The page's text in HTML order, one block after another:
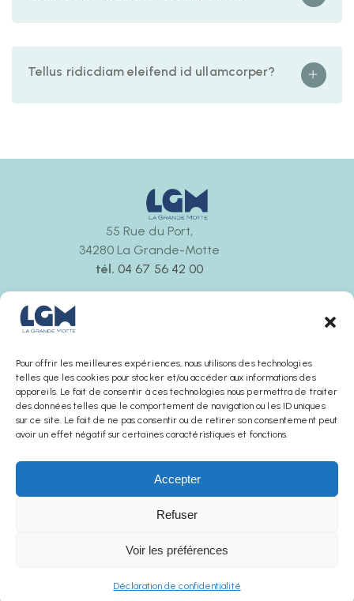
Pour offrir les meilleures expériences, nous utilisons des technologies
telles que les cookies pour stocker et/ou accéder aux informations des
appareils. Le fait de consentir à ces technologies nous permettra de traiter
des données telles que le comportement de navigation ou les ID uniques
sur ce site. Le fait de ne pas consentir ou de retirer son consentement peut
avoir un effet négatif sur certaines caractéristiques et fonctions.
Accepter
Refuser
Voir les préférences
Déclaration de confidentialité
Tellus ridicdiam eleifend id ullamcorper?
55 Rue du Port,
34280 La Grande-Motte
tél. 04 67 56 42 00
de 9h30 à 12h00 et de 14h30 à 18h00
tourisme
Politique de confidentialité Conditions générales de ventes
Français